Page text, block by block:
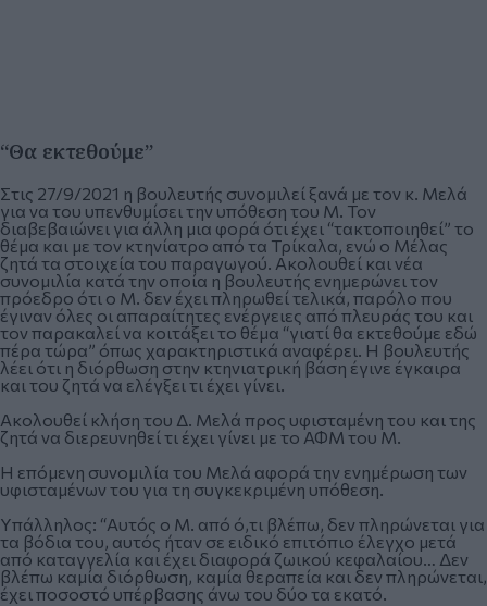
“Θα εκτεθούμε”
Στις 27/9/2021 η βουλευτής συνομιλεί ξανά με τον κ. Μελά
για να του υπενθυμίσει την υπόθεση του Μ. Τον
διαβεβαιώνει για άλλη μια φορά ότι έχει “τακτοποιηθεί” το
θέμα και με τον κτηνίατρο από τα Τρίκαλα, ενώ ο Μέλας
ζητά τα στοιχεία του παραγωγού. Ακολουθεί και νέα
συνομιλία κατά την οποία η βουλευτής ενημερώνει τον
πρόεδρο ότι ο Μ. δεν έχει πληρωθεί τελικά, παρόλο που
έγιναν όλες οι απαραίτητες ενέργειες από πλευράς του και
τον παρακαλεί να κοιτάξει το θέμα “γιατί θα εκτεθούμε εδώ
πέρα τώρα” όπως χαρακτηριστικά αναφέρει. Η βουλευτής
λέει ότι η διόρθωση στην κτηνιατρική βάση έγινε έγκαιρα
και του ζητά να ελέγξει τι έχει γίνει.
Ακολουθεί κλήση του Δ. Μελά προς υφισταμένη του και της
ζητά να διερευνηθεί τι έχει γίνει με το ΑΦΜ του Μ.
Η επόμενη συνομιλία του Μελά αφορά την ενημέρωση των
υφισταμένων του για τη συγκεκριμένη υπόθεση.
Υπάλληλος: “Αυτός ο Μ. από ό,τι βλέπω, δεν πληρώνεται για
τα βόδια του, αυτός ήταν σε ειδικό επιτόπιο έλεγχο μετά
από καταγγελία και έχει διαφορά ζωικού κεφαλαίου… Δεν
βλέπω καμία διόρθωση, καμία θεραπεία και δεν πληρώνεται,
έχει ποσοστό υπέρβασης άνω του δύο τα εκατό.